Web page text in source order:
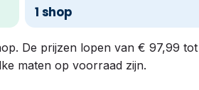
1 shop
De prijzen lopen van € 97,99
maten op voorraad zijn.